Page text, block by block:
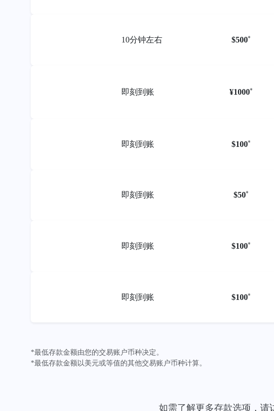
10分钟左右 $500*
即刻到账 ¥1000*
即刻到账 $100*
即刻到账 $50*
即刻到账 $100*
即刻到账 $100*
*最低存款金额由您的交易账户币种决定。
*最低存款金额以美元或等值的其他交易账户币种计算。
如需了解更多存款选项，请